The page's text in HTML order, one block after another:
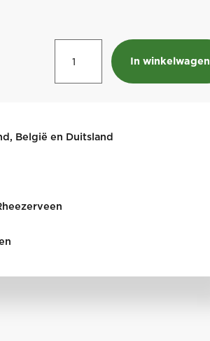
Onkruidborstelmachine
TEXAS
Pro
In winkelwagen
België en Duitsland